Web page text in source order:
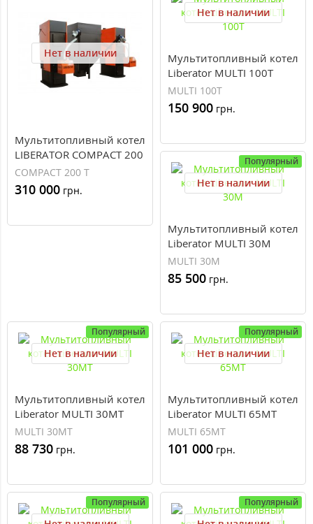
Нет в наличии
Мультитопливный котел
LIBERATOR COMPACT 200
T
COMPACT 200 T
310 000 грн.
Нет в наличии
Мультитопливный котел
Liberator MULTI 100T
MULTI 100T
150 900 грн.
Популярный
Нет в наличии
Мультитопливный котел
Liberator MULTI 30M
MULTI 30M
85 500 грн.
Популярный
Нет в наличии
Мультитопливный котел
Liberator MULTI 30MT
MULTI 30MT
88 730 грн.
Популярный
Нет в наличии
Мультитопливный котел
Liberator MULTI 65MT
MULTI 65MT
101 000 грн.
Популярный Популярный